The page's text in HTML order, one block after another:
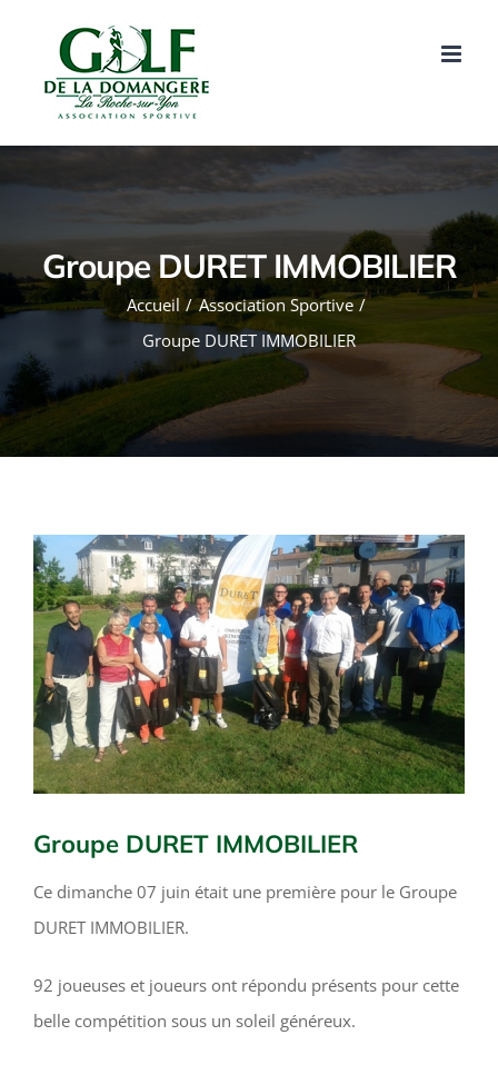
contenu
Groupe DURET IMMOBILIER
Accueil
Association Sportive
Groupe DURET IMMOBILIER
Voir
l'image
agrandie
Groupe DURET IMMOBILIER
Ce dimanche 07 juin était une première pour le Groupe
DURET IMMOBILIER.
92 joueuses et joueurs ont répondu présents pour cette
belle compétition sous un soleil généreux.